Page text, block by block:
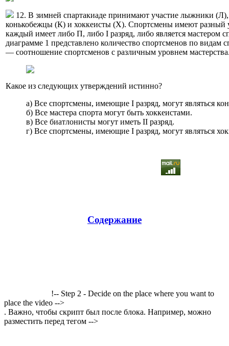
12. В зимней спартакиаде принимают участие лыжники
конькобежцы (К) и хоккеисты (X). Спортсмены имеют разный
каждый имеет либо П, либо I разряд, либо является мастером
диаграмме 1 представлено количество спортсменов по видам
— соотношение спортсменов с различным уровнем
Какое из следующих утверждений истинно?
а) Все спортсмены, имеющие I разряд, могут являться
б) Все мастера спорта могут быть хоккеистами.
в) Все биатлонисты могут иметь II разряд.
г) Все спортсмены, имеющие I разряд, могут являться
Содержание
!-- Step 2 - Decide on the place where you want to
place the video -->
. Важно, чтобы скрипт был после блока. Например, можно
разместить перед тегом -->